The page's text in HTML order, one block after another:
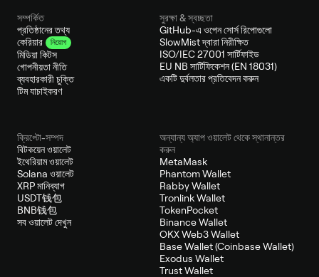
সম্পর্কিত
প্রতিষ্ঠানের তথ্য
কেরিয়ার
নিয়োগ
মিডিয়া কিটস
গোপনীয়তা নীতি
ব্যবহারকারী চুক্তি
টিম যাচাইকরণ
সুরক্ষা & স্বচ্ছতা
GitHub-এ ওপেন সোর্স রিপোগুলো
SlowMist দ্বারা নিরীক্ষিত
ISO/IEC 27001 সার্টিফাইড
EU NB সার্টিফিকেশন (EN 18031)
একটি দুর্বলতার প্রতিবেদন করুন
ক্রিপ্টো-সম্পদ
বিটকয়েন ওয়ালেট
ইথেরিয়াম ওয়ালেট
Solana ওয়ালেট
XRP মানিব্যাগ
USDT钱包
BNB钱包
সব ওয়ালেট দেখুন
অন্যান্য অ্যাপ ওয়ালেট থেকে স্থানান্তর
করুন
MetaMask
Phantom Wallet
Rabby Wallet
Tronlink Wallet
TokenPocket
Binance Wallet
OKX Web3 Wallet
Base Wallet (Coinbase Wallet)
Exodus Wallet
Trust Wallet